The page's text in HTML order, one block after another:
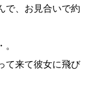
、 お見合いで約
。
て来て彼女に飛び